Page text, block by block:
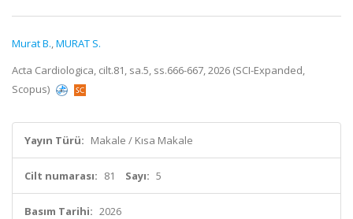
Murat B.,MURAT S.
Acta Cardiologica, cilt.81, sa.5, ss.666-667, 2026 (SCI-Expanded,
Scopus)
Yayın Türü: Makale / Kısa Makale
Cilt numarası: 81 Sayı: 5
Basım Tarihi: 2026